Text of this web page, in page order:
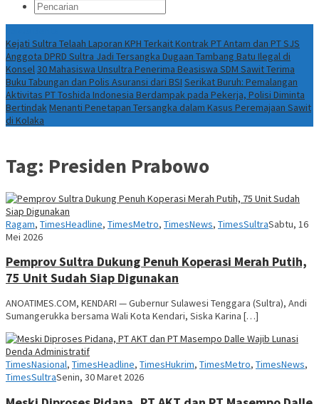
Kejati Sultra Telaah Laporan KPH Terkait Kontrak PT Antam dan PT SJS
Anggota DPRD Sultra Jadi Tersangka Dugaan Tambang Batu Ilegal di
Konsel30 Mahasiswa Unsultra Penerima Beasiswa SDM Sawit Terima
Buku Tabungan dan Polis Asuransi dari BSI Serikat Buruh: Pemalangan
Aktivitas PT Toshida Indonesia Berdampak pada Pekerja, Polisi Diminta
BertindakMenanti Penetapan Tersangka dalam Kasus Peremajaan Sawit
di Kolaka
Tag: Presiden Prabowo
Ragam, TimesHeadline, TimesMetro, TimesNews, TimesSultraAnoa
Sabtu, 16
Mei 2026
Pemprov Sultra Dukung Penuh Koperasi Merah Putih,
75 Unit Sudah Siap Digunakan
ANOATIMES.COM, KENDARI — Gubernur Sulawesi Tenggara (Sultra), Andi
Sumangerukka bersama Wali Kota Kendari, Siska Karina […]
TimesNasional, TimesHeadline, TimesHukrim, TimesMetro, TimesNews,
TimesSultraAnoa
Senin, 30 Maret 2026